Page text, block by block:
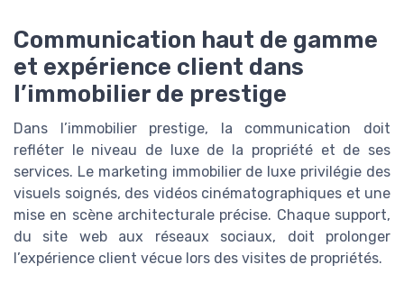
Communication haut de gamme
et expérience client dans
l’immobilier de prestige
Dans l’immobilier prestige, la communication doit
refléter le niveau de luxe de la propriété et de ses
services. Le marketing immobilier de luxe privilégie des
visuels soignés, des vidéos cinématographiques et une
mise en scène architecturale précise. Chaque support,
du site web aux réseaux sociaux, doit prolonger
l’expérience client vécue lors des visites de propriétés.